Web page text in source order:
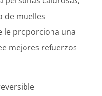
de muelles
le proporciona una
mejores refuerzos